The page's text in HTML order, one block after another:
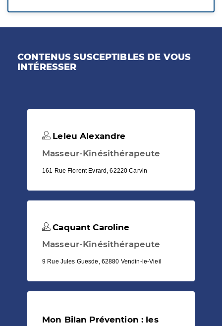
CONTENUS SUSCEPTIBLES DE VOUS
INTÉRESSER
Leleu Alexandre
Masseur-Kinésithérapeute
161 Rue Florent Evrard, 62220 Carvin
Caquant Caroline
Masseur-Kinésithérapeute
9 Rue Jules Guesde, 62880 Vendin-le-Vieil
Mon Bilan Prévention : les